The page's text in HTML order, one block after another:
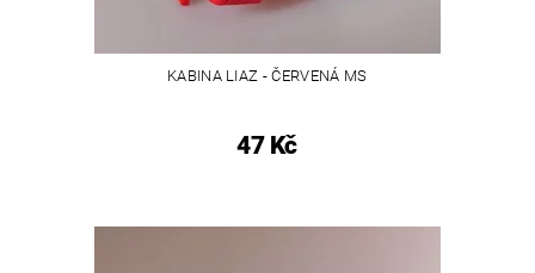
KABINA LIAZ - ČERVENÁ MS
47 Kč